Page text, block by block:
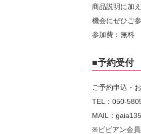
商品説明に加
機会にぜひご
参加費：無料
■予約受付
ご予約申込・
TEL：050-
MAIL：
※ビビアン会員